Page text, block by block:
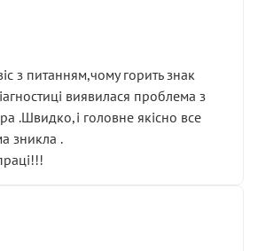
з питанням,чому горить знак
виявилася проблема з
.Швидко,і головне якісно все
зникла .